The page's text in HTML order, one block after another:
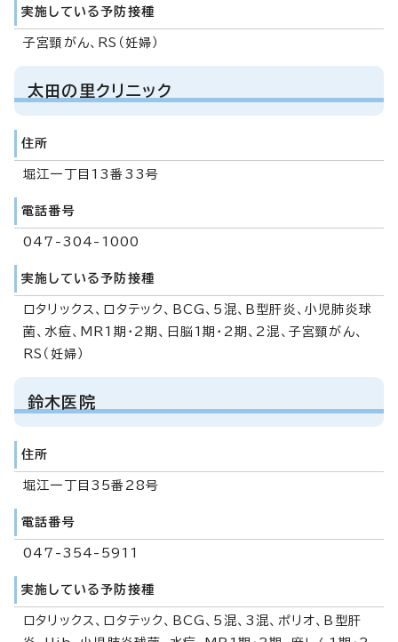
実施している予防接種
子宮頸がん、RS（妊婦）
太田の里クリニック
住所
堀江一丁目13番33号
電話番号
047-304-1000
実施している予防接種
ロタリックス、ロタテック、BCG、5混、B型肝炎、小児肺炎球
菌、水痘、MR1期・2期、日脳1期・2期、2混、子宮頸がん、
RS（妊婦）
鈴木医院
住所
堀江一丁目35番28号
電話番号
047-354-5911
実施している予防接種
ロタリックス、ロタテック、BCG、5混、3混、ポリオ、B型肝